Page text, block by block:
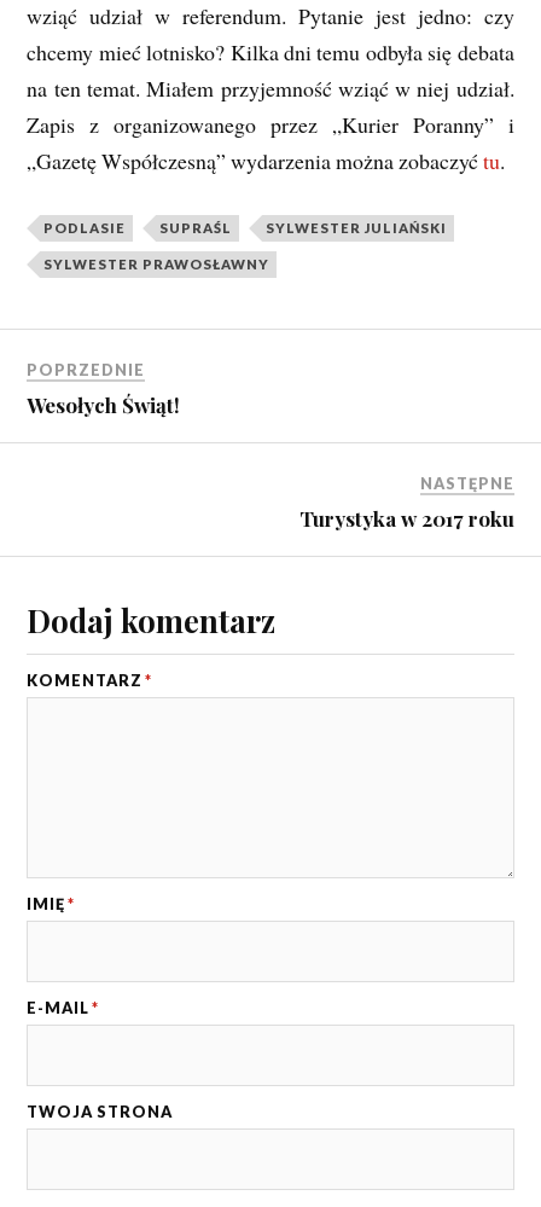
wziąć udział w referendum. Pytanie jest jedno: czy
chcemy mieć lotnisko? Kilka dni temu odbyła się debata
na ten temat. Miałem przyjemność wziąć w niej udział.
Zapis z organizowanego przez „Kurier Poranny” i
„Gazetę Współczesną” wydarzenia można zobaczyćtu.
PODLASIE SUPRAŚL SYLWESTER JULIAŃSKI
SYLWESTER PRAWOSŁAWNY
POPRZEDNIE
Wesołych Świąt!
NASTĘPNE
Turystyka w 2017 roku
Dodaj komentarz
KOMENTARZ *
IMIĘ *
E-MAIL *
TWOJA STRONA